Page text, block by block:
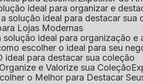
ideal para organizar e
solução ideal para destacar
Lojas Modernas
solução ideal para organização e
escolher o ideal para seu
ideal para destacar sua coleção
e Valorize sua Coleção
o Melhor para Destacar